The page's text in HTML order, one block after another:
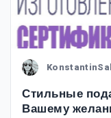
Стильные
Вашему